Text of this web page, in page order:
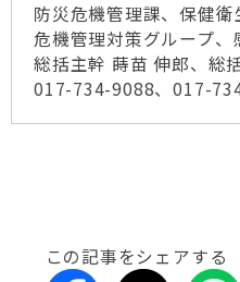
防災危機管理課、保健衛
危機管理対策グループ
総括主幹 蒔苗 伸郎、総
017-734-9088、017-
この記事をシェアする